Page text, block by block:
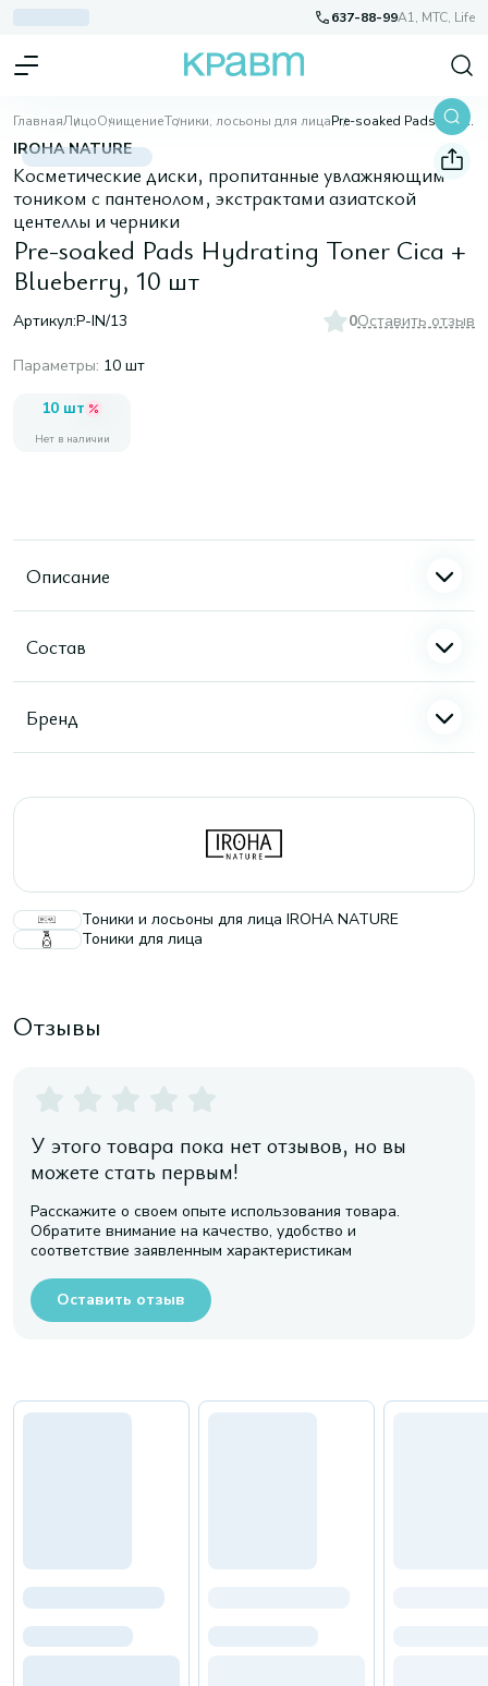
637-88-99A1, МТС, Life
ГлавнаяЛицоОчищениеТоники, лосьоны для лица Pre-soaked Pads Hydrating Toner Cica + Blueberry, 10 шт
IROHA NATURE
Косметические диски, пропитанные увлажняющим
тоником с пантенолом, экстрактами азиатской
центеллы и черники
Pre-soaked Pads Hydrating Toner Cica +
Blueberry, 10 шт
Артикул:P-IN/13 0Оставить отзыв
Параметры: 10 шт
10 шт
Нет в наличии
Описание
Состав
Бренд
Тоники и лосьоны для лица IROHA NATURE
Тоники для лица
Отзывы
У этого товара пока нет отзывов, но вы
можете стать первым!
Расскажите о своем опыте использования товара.
Обратите внимание на качество, удобство и
соответствие заявленным характеристикам
Оставить отзыв